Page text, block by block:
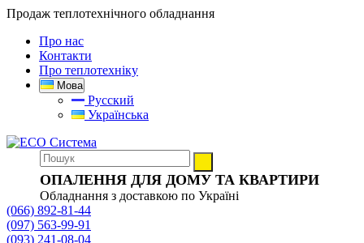
Продаж теплотехнічного обладнання
Про нас
Контакти
Про теплотехніку
Мова
Русский
Українська
ОПАЛЕННЯ ДЛЯ ДОМУ ТА КВАРТИРИ
Обладнання з доставкою по Україні
(066) 892-81-44
(097) 563-99-91
(093) 241-08-04